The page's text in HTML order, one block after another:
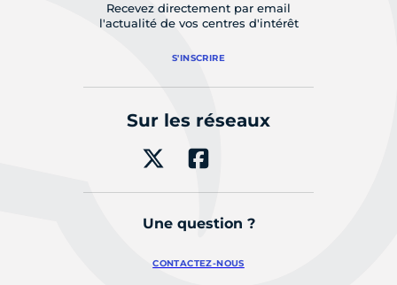
Recevez directement par email
l'actualité de vos centres d'intérêt
S'INSCRIRE
Sur les réseaux
Une question ?
CONTACTEZ-NOUS